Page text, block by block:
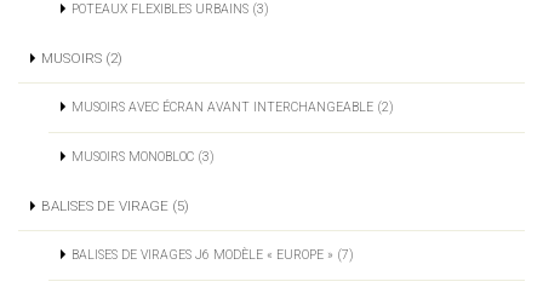
POTEAUX FLEXIBLES URBAINS (3)
MUSOIRS (2)
MUSOIRS AVEC ÉCRAN AVANT INTERCHANGEABLE (2)
MUSOIRS MONOBLOC (3)
BALISES DE VIRAGE (5)
BALISES DE VIRAGES J6 MODÈLE « EUROPE » (7)